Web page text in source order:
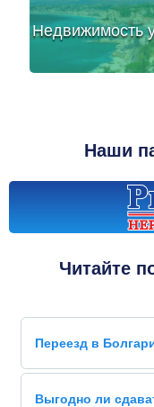
Недвижимость
Наши
Читайте
Переезд в
Выгодно ли